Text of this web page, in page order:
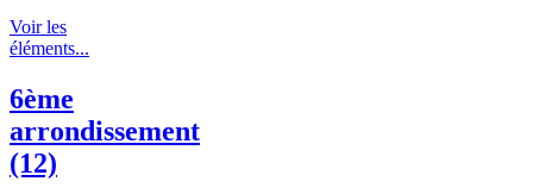
Voir les
éléments...
6ème
arrondissement
(12)